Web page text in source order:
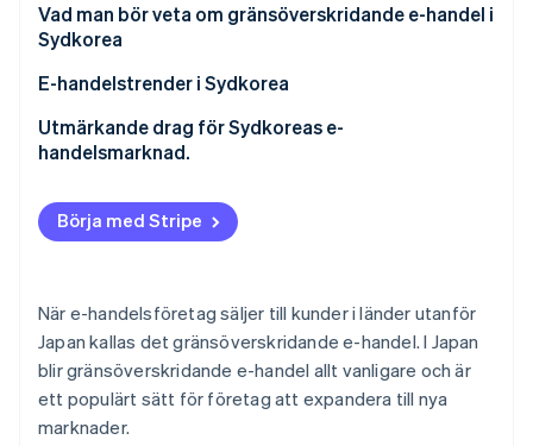
Skapa en nätbutik på en webbplats för e-handel i
Sydkorea
Vad man bör veta om gränsöverskridande e-handel i
Sydkorea
Den huvudsakliga sökmotorn är Naver
Att ha juridisk status som företag i Sydkorea kan
krävas
Vissa saker kan inte säljas via gränsöverskridande e-
handel
E-handelstrender i Sydkorea
Olika initiativ inriktade på ’Generation MZ’
Utmärkande drag för Sydkoreas e-
handelsmarknad.
Börja med Stripe
När e-handelsföretag säljer till kunder i länder utanför
Japan kallas det gränsöverskridande e-handel. I Japan
blir gränsöverskridande e-handel allt vanligare och är
ett populärt sätt för företag att expandera till nya
marknader.